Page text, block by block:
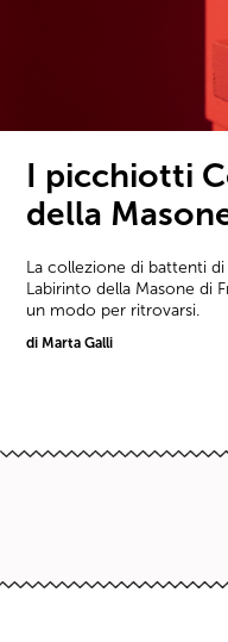
I picchiotti
della
La collezione di battenti di
Labirinto della Masone di
un modo per ritrovarsi.
di Marta Galli